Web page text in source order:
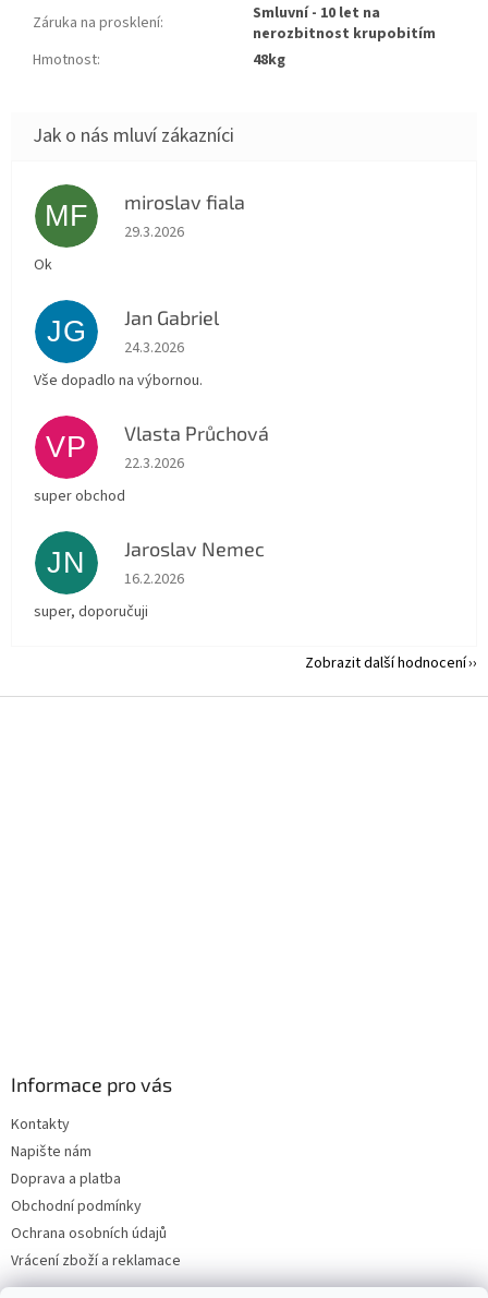
Záruka na prosklení:
smluvní - 10 let na
nerozbitnost krupobitím
Hmotnost: 48kg
MF miroslav fiala
Hodnocení obchodu je 5 z 5 hvězdiček.
29.3.2026
Ok
JG Jan Gabriel
Hodnocení obchodu je 5 z 5 hvězdiček.
24.3.2026
Vše dopadlo na výbornou.
VP Vlasta Průchová
Hodnocení obchodu je 5 z 5 hvězdiček.
22.3.2026
super obchod
JN Jaroslav Nemec
Hodnocení obchodu je 5 z 5 hvězdiček.
16.2.2026
super, doporučuji
Zobrazit další hodnocení
Informace pro vás
Kontakty
Napište nám
Doprava a platba
Obchodní podmínky
Ochrana osobních údajů
Vrácení zboží a reklamace